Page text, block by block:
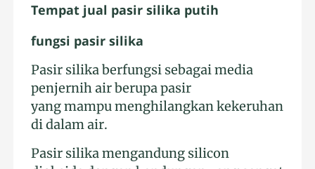
Tempat jual pasir silika putih
fungsi pasir silika
Pasir silika berfungsi sebagai media
penjernih air berupa pasir
yang mampu menghilangkan kekeruhan
di dalam air.
Pasir silika mengandung silicon